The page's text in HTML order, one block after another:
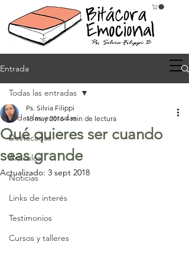
Entrada
Todas las entradas
Destacadas
Artículos
Noticias
Links de interés
Testimonios
Cursos y talleres
Todas las entradas
Qué quieres ser cuando
seas grande
Ps. Silvia Filippi
18 may 2016 4 min de lectura
Actualizado: 3 sept 2018